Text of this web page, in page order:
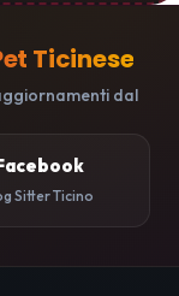
Ticinese
dal
Sitter Ticino